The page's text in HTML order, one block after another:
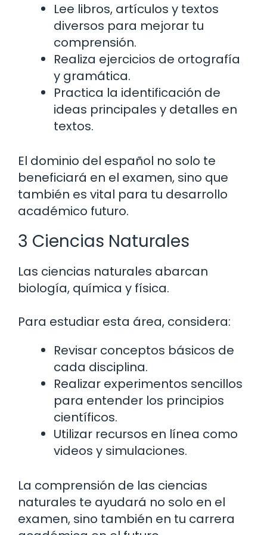
Lee libros, artículos y textos
diversos para mejorar tu
comprensión.
Realiza ejercicios de ortografía
y gramática.
Practica la identificación de
ideas principales y detalles en
textos.
El dominio del español no solo te
beneficiará en el examen, sino que
también es vital para tu desarrollo
académico futuro.
3 Ciencias Naturales
Las ciencias naturales abarcan
biología, química y física.
Para estudiar esta área, considera:
Revisar conceptos básicos de
cada disciplina.
Realizar experimentos sencillos
para entender los principios
científicos.
Utilizar recursos en línea como
videos y simulaciones.
La comprensión de las ciencias
naturales te ayudará no solo en el
examen, sino también en tu carrera